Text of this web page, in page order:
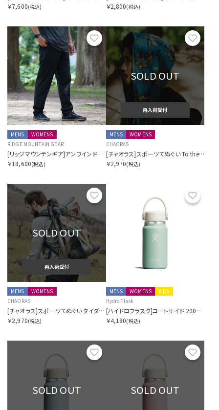
￥7,600(税込)
￥2,800(税込)
お気に入り
MENS
WOMENS
RIDGE MOUNTAIN GEAR
[リッジマウンテンギア]アンワインドパンツ
￥18,600(税込)
SOLD OUT
再入荷受付
MENS
WOMENS
CHAORAS
[チャオラス]スポーツてぬぐい To the trails
￥2,970(税込)
お気に入り
SOLD OUT
再入荷受付
MENS
WOMENS
CHAORAS
[チャオラス]スポーツてぬぐい タイダイキャニオン
￥2,970(税込)
MENS WOMENS
KIDS
Hydro Flask
[ハイドロフラスク]コートサイド 200ミリリットル マイクロ ハイドロ シケイダグリーン
￥4,180(税込)
お気に入り
SOLD OUT SOLD OUT